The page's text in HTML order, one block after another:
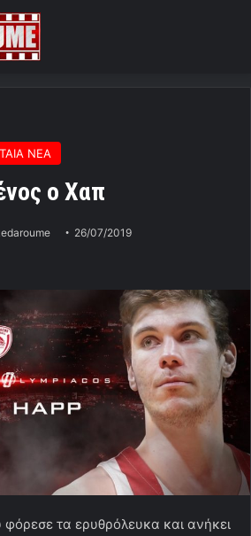
ΝΕΑ
ο Χαπ
26/07/2019
τα ερυθρόλευκα και ανήκει